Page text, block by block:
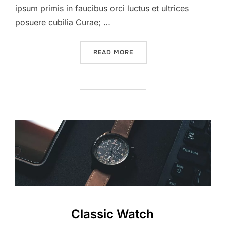
ipsum primis in faucibus orci luctus et ultrices
posuere cubilia Curae; …
READ MORE”MORNING VIEW”
Classic Watch